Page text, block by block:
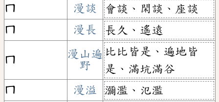
ㄇ
漫談
會談、閑談、座談
ㄇ
漫長 長久、遙遠
ㄇ
漫山遍
野
比比皆是、遍地皆
是、滿坑滿谷
ㄇ
漫溢
瀰濫、氾濫